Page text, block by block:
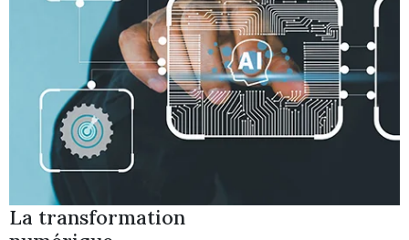
La transformation